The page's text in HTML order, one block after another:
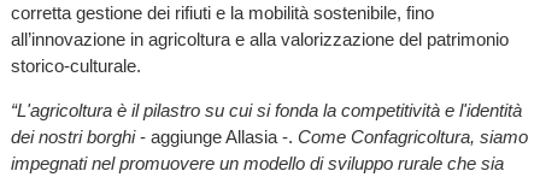
corretta gestione dei rifiuti e la mobilità sostenibile, fino
all’innovazione in agricoltura e alla valorizzazione del patrimonio
storico-culturale.
“L'agricoltura è il pilastro su cui si fonda la competitività e l'identità
dei nostri borghi- aggiunge Allasia -. Come Confagricoltura, siamo
impegnati nel promuovere un modello di sviluppo rurale che sia